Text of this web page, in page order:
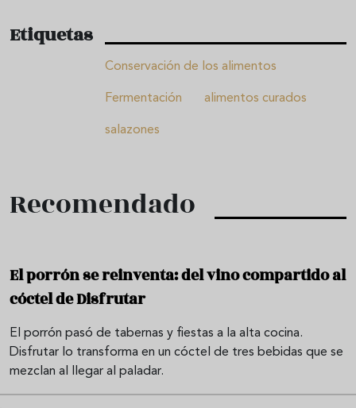
Etiquetas
Conservación de los alimentos
Fermentación alimentos curados
salazones
Recomendado
El porrón se reinventa: del vino compartido al
cóctel de Disfrutar
El porrón pasó de tabernas y fiestas a la alta cocina.
Disfrutar lo transforma en un cóctel de tres bebidas que se
mezclan al llegar al paladar.